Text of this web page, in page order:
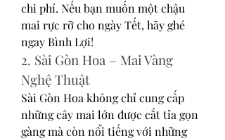
chi phí. Nếu bạn muốn một chậu
mai rực rỡ cho ngày Tết, hãy ghé
ngay Bình Lợi!
2. Sài Gòn Hoa – Mai Vàng
Nghệ Thuật
Sài Gòn Hoa không chỉ cung cấp
những cây mai lớn được cắt tỉa gọn
gàng mà còn nổi tiếng với những